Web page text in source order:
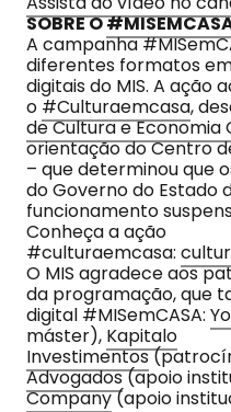
SOBRE O
A campanha
diferentes formatos
digitais do MIS. A
o #Culturaemcasa,
de Cultura e Economia
orientação do Centro
– que determinou que
do Governo do Estado
funcionamento
Conheça a ação
#culturaemcasa:
O MIS agradece aos
da programação, que
digital #MISemCASA:
máster), Kapitalo
Investimentos
Advogados(apoio
Company(apoio